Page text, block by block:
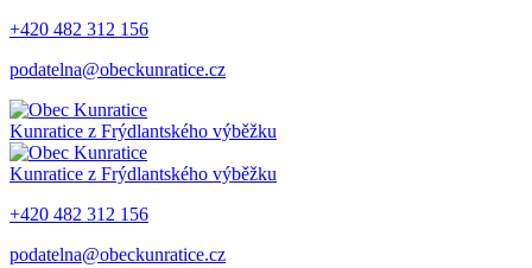
+420 482 312 156
podatelna@obeckunratice.cz
Kunratice z Frýdlantského výběžku
Kunratice z Frýdlantského výběžku
+420 482 312 156
podatelna@obeckunratice.cz